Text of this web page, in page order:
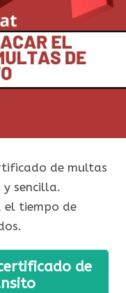
de multas
sencilla.
el tiempo de
de